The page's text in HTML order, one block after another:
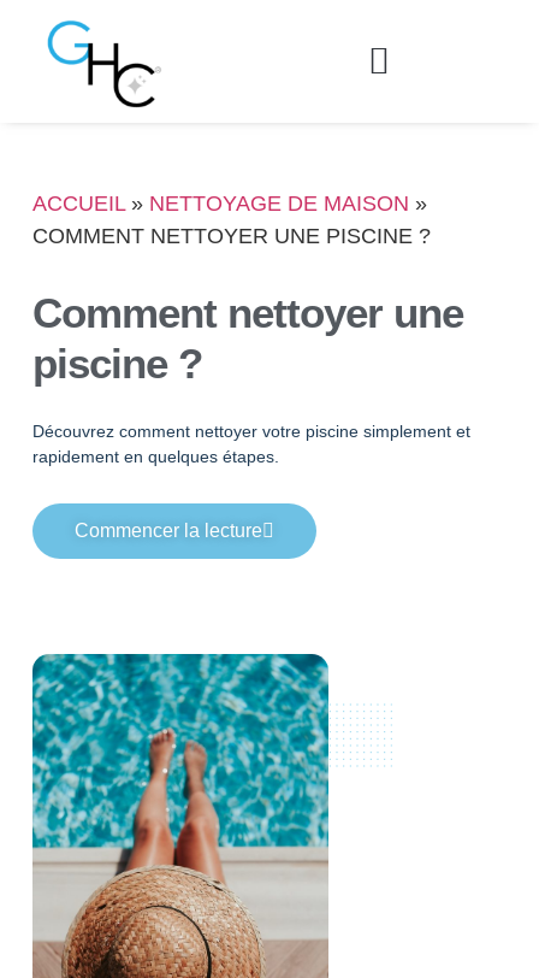
ACCUEIL» NETTOYAGE DE MAISON »
COMMENT NETTOYER UNE PISCINE ?
Comment nettoyer une
piscine ?
Découvrez comment nettoyer votre piscine simplement et
rapidement en quelques étapes.
Commencer la lecture